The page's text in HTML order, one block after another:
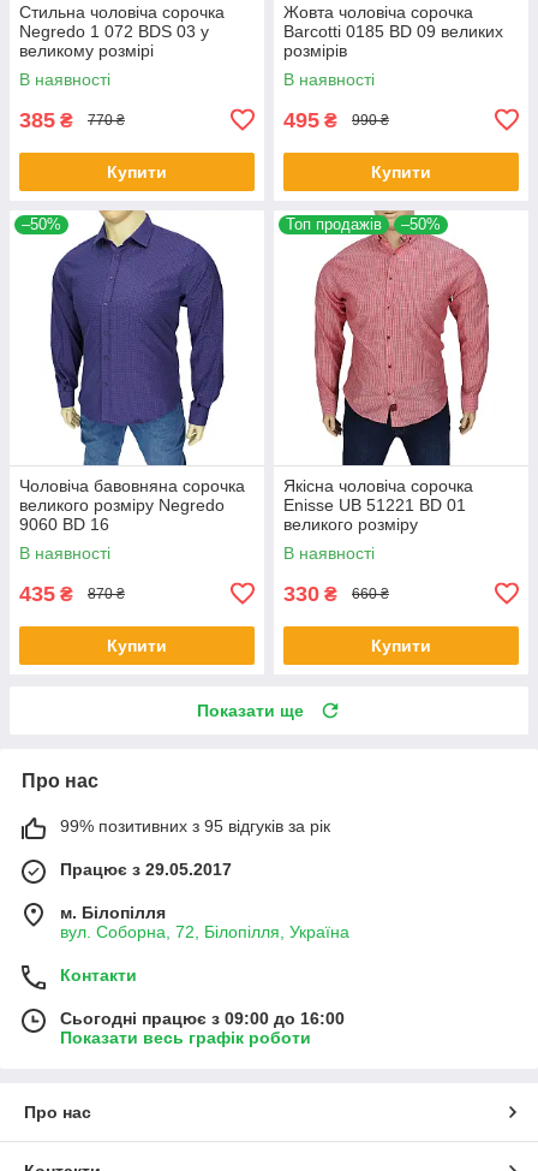
Стильна чоловіча сорочка
Negredo 1 072 BDS 03 у
великому розмірі
В наявності
385 ₴ 770 ₴
Купити
Жовта чоловіча сорочка
Barcotti 0185 BD 09 великих
розмірів
В наявності
495 ₴ 990 ₴
Купити
–50%
Чоловіча бавовняна сорочка
великого розміру Negredo
9060 BD 16
В наявності
435 ₴ 870 ₴
Купити
Топ продажів –50%
Якісна чоловіча сорочка
Еnisse UB 51221 BD 01
великого розміру
В наявності
330 ₴ 660 ₴
Купити
Показати ще
Про нас
99% позитивних з 95 відгуків за рік
Працює з 29.05.2017
м. Білопілля
вул. Соборна, 72, Білопілля, Україна
Контакти
Сьогодні працює з 09:00 до 16:00
Показати весь графік роботи
Про нас